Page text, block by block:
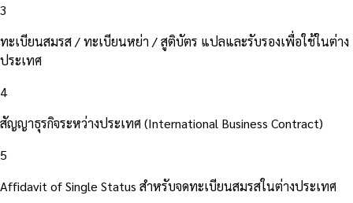
3
ทะเบียนสมรส / ทะเบียนหย่า / สูติบัตร แปลและรับรองเพื่อใช้ในต่าง
ประเทศ
4
สัญญาธุรกิจระหว่างประเทศ (International Business Contract)
5
Affidavit of Single Status สำหรับจดทะเบียนสมรสในต่างประเทศ